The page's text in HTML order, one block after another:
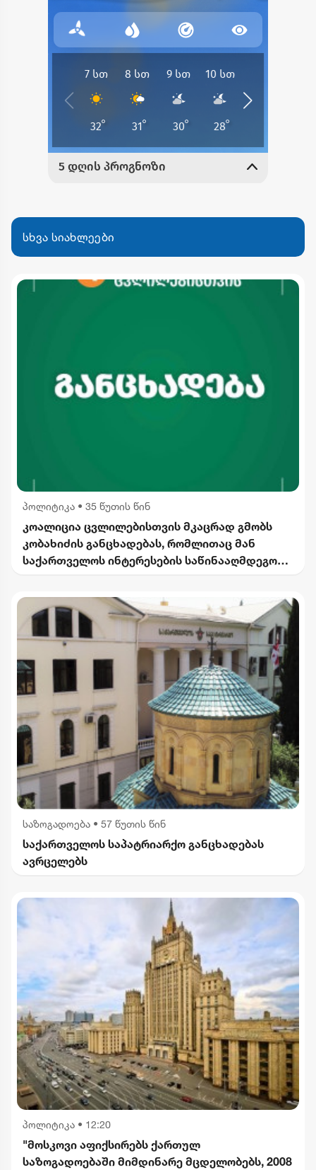
სხვა სიახლეები
პოლიტიკა • 35 წუთის წინ
კოალიცია ცვლილებისთვის მკაცრად გმობს
კობახიძის განცხადებას, რომლითაც მან
საქართველოს ინტერესების საწინააღმდეგოდ
საზოგადოება • 57 წუთის წინ
საქართველოს საპატრიარქო განცხადებას
ავრცელებს
პოლიტიკა • 12:20
"მოსკოვი აფიქსირებს ქართულ
საზოგადოებაში მიმდინარე მცდელობებს, 2008